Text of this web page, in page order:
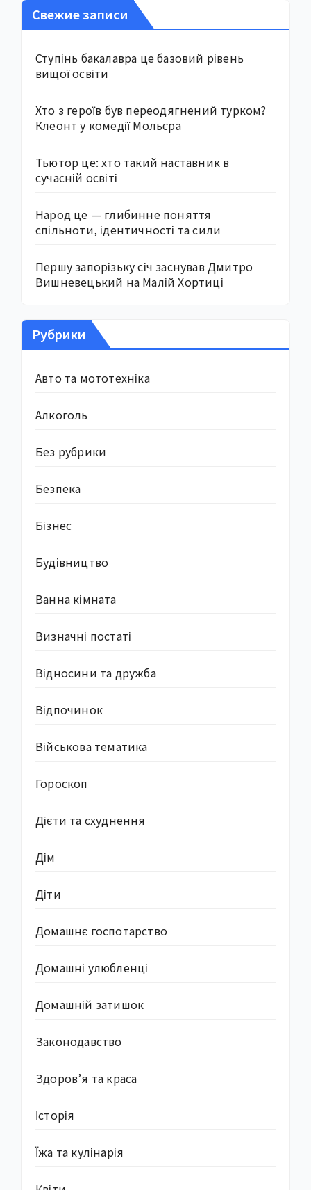
Свежие записи
Ступінь бакалавра це базовий рівень
вищої освіти
Хто з героїв був переодягнений турком?
Клеонт у комедії Мольєра
Тьютор це: хто такий наставник в
сучасній освіті
Народ це — глибинне поняття
спільноти, ідентичності та сили
Першу запорізьку січ заснував Дмитро
Вишневецький на Малій Хортиці
Рубрики
Авто та мототехніка
Алкоголь
Без рубрики
Безпека
Бізнес
Будівництво
Ванна кімната
Визначні постаті
Відносини та дружба
Відпочинок
Військова тематика
Гороскоп
Дієти та схуднення
Дім
Діти
Домашнє госпотарство
Домашні улюбленці
Домашній затишок
Законодавство
Здоров’я та краса
Історія
Їжа та кулінарія